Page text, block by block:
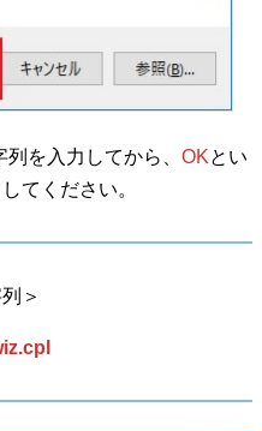
を入力してから、 OKとい
てください。
＞